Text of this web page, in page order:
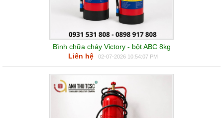
Bình chữa cháy Victory - bột ABC 8kg
Liên hệ
02-07-2026 10:54:07 PM